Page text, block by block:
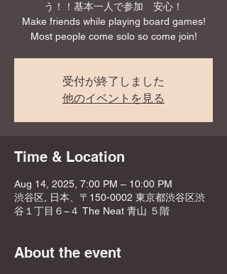
う！！基本一人で参加 安心！
Make friends while playing board games!
Most people come solo so come join!
受付が終了しました
他のイベントを見る
Time & Location
Aug 14, 2025, 7:00 PM – 10:00 PM
渋谷区, 日本、〒150-0002 東京都渋谷区渋
谷１丁目６−４ The Neat 青山 ５階
About the event